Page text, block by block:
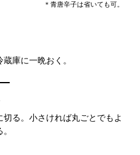
＊青唐辛子は省いても可。
庫に一晩おく。
る。小さければ丸ごとでもよ